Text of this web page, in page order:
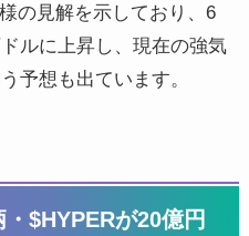
の見解を示しており、6
ルに上昇し、現在の強気
予想も出ています。
$HYPERが20億円